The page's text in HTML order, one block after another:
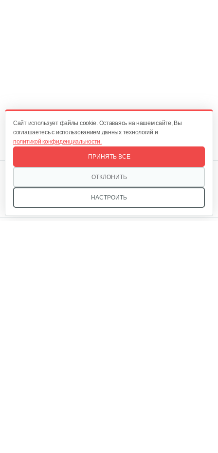
Cайт использует файлы cookie. Оставаясь на нашем сайте, Вы
соглашаетесь с использованием данных технологий и
политикой конфиденциальности.
НАСТРОИТЬ
ОТКЛОНИТЬ
ПРИНЯТЬ ВСЕ